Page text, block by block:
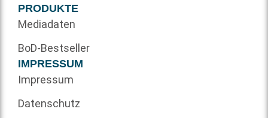
PRODUKTE
Mediadaten
BoD-Bestseller
IMPRESSUM
Impressum
Datenschutz